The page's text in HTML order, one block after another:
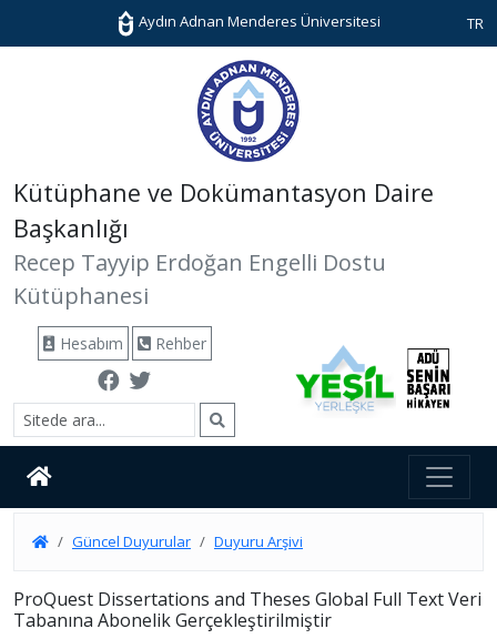
Aydın Adnan Menderes Üniversitesi TR
Kütüphane ve Dokümantasyon Daire
Başkanlığı
Recep Tayyip Erdoğan Engelli Dostu
Kütüphanesi
Hesabım Rehber
Güncel Duyurular Duyuru Arşivi
ProQuest Dissertations and Theses Global Full Text Veri
Tabanına Abonelik Gerçekleştirilmiştir